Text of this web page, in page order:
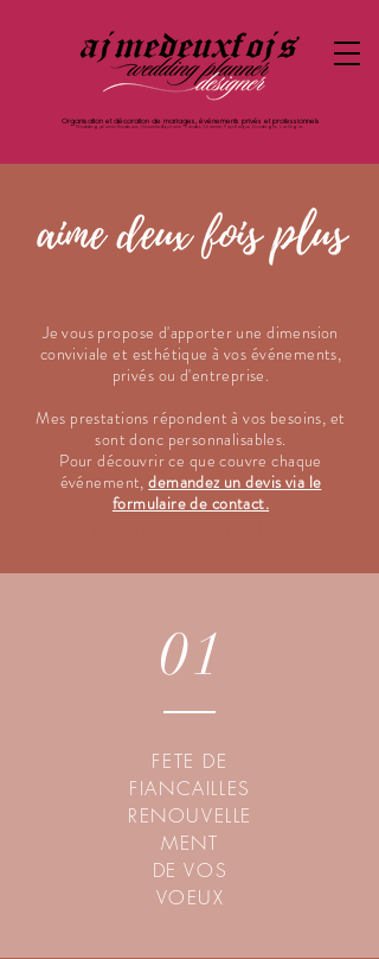
Organisation et décoration de mariages, événements privés et professionnels
Wedding planner Bordeaux, Nouvelle Aquitaine - Landes, Charente, Pays Basque, Dordogne, Las Vegas
Je vous propose d'apporter une dimension
conviviale et esthétique à vos événements,
privés ou d'entreprise.
Mes prestations répondent à vos besoins, et
sont donc personnalisables.
Pour découvrir ce que couvre chaque
événement,demandez un devis via le
formulaire de contact.
01
FETE DE
FIANCAILLES
RENOUVELLE
MENT
DE VOS
VOEUX